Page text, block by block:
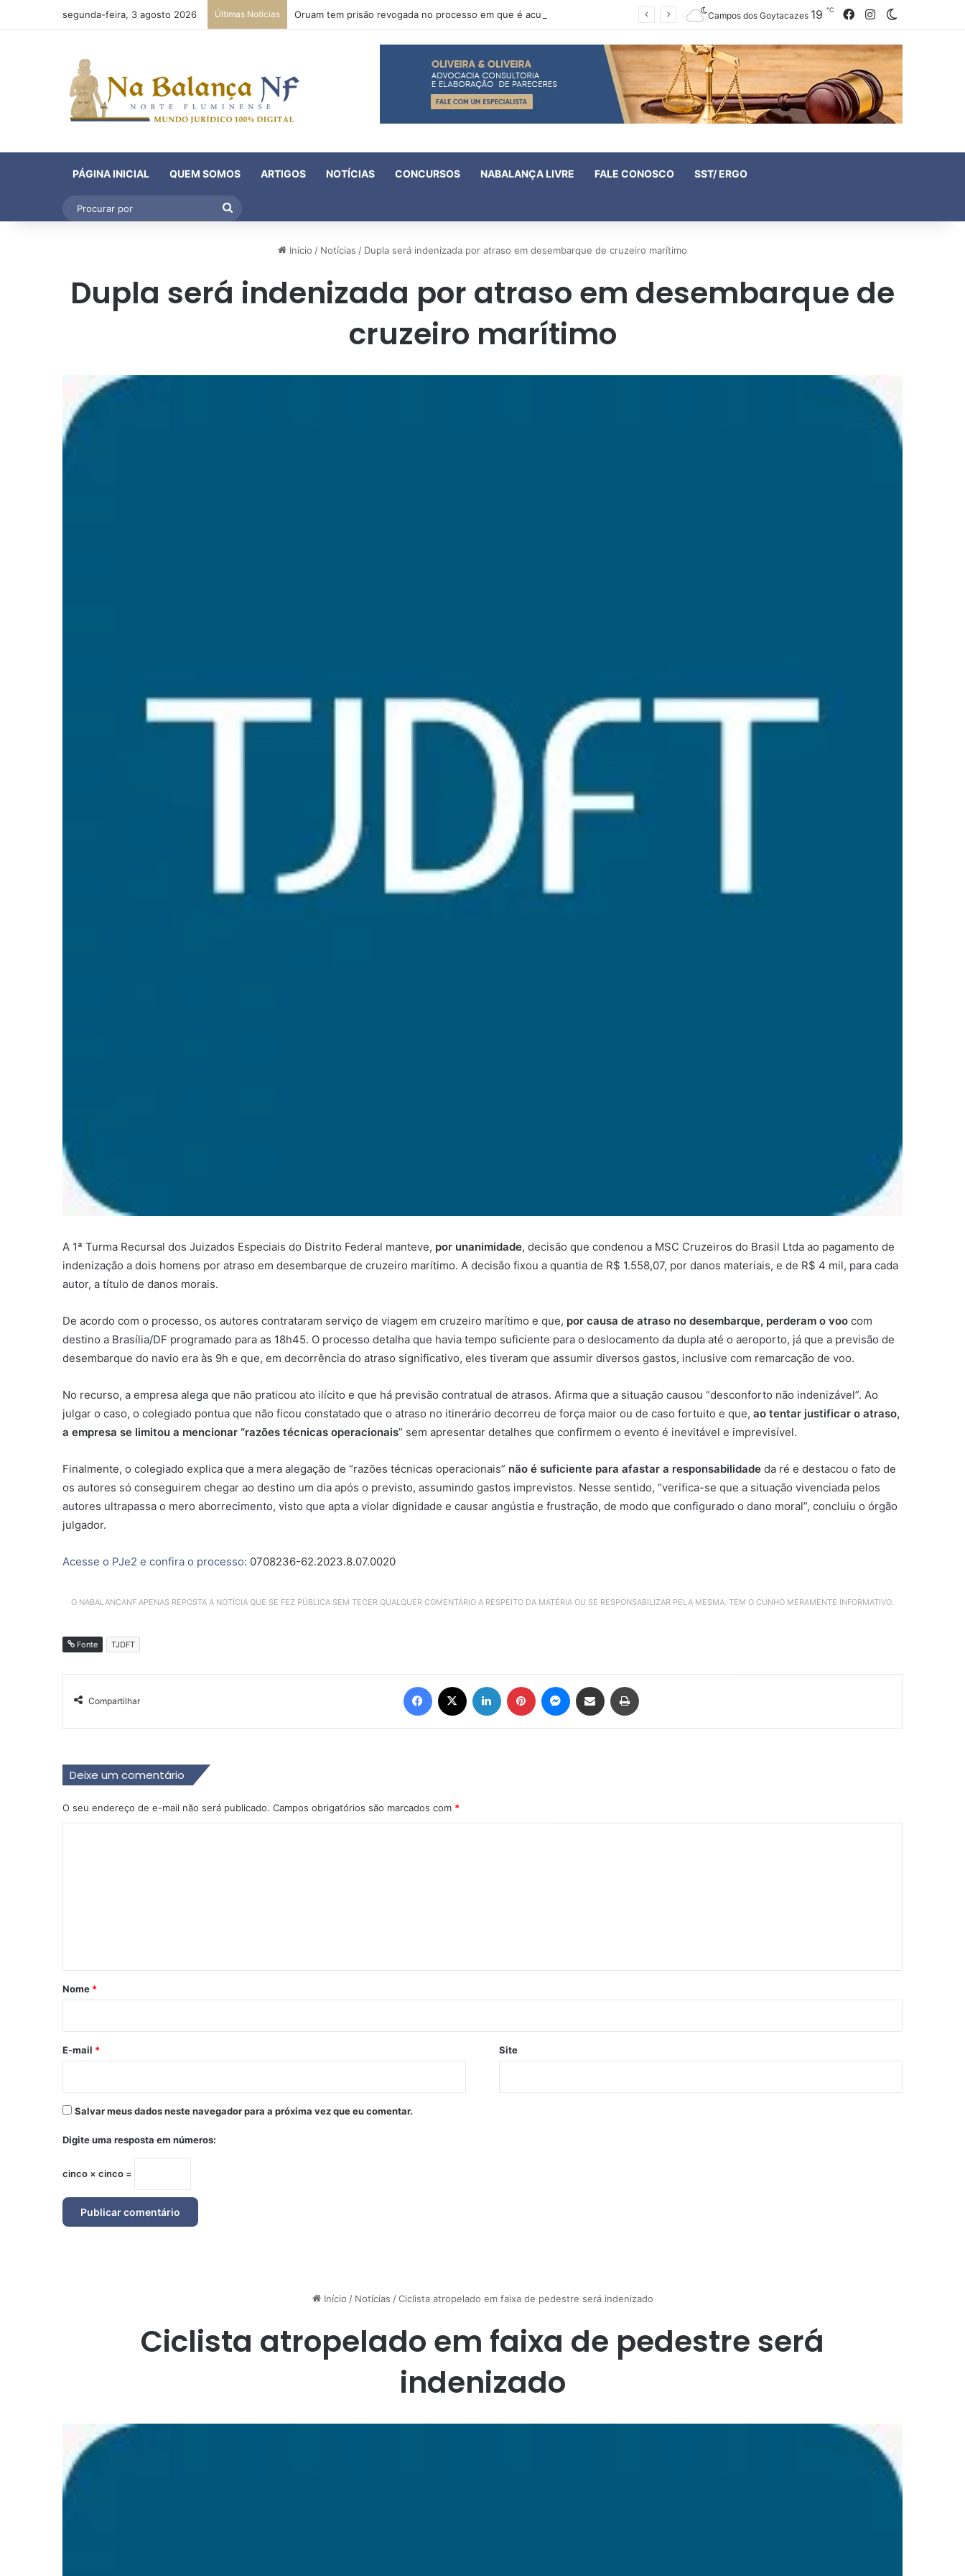
segunda-feira, 3 agosto 2026 Últimas Notícias Campos dos Goytacazes 19 ℃ FacebookInstagram
PÁGINA INICIAL QUEM SOMOS ARTIGOS NOTÍCIAS CONCURSOS NABALANÇA LIVRE FALE CONOSCO SST/ ERGO
Início / Notícias / Dupla será indenizada por atraso em desembarque de cruzeiro marítimo
Dupla será indenizada por atraso em desembarque de
cruzeiro marítimo
A 1ª Turma Recursal dos Juizados Especiais do Distrito Federal manteve, por unanimidade, decisão que condenou a MSC Cruzeiros do Brasil Ltda ao pagamento de
indenização a dois homens por atraso em desembarque de cruzeiro marítimo. A decisão fixou a quantia de R$ 1.558,07, por danos materiais, e de R$ 4 mil, para cada
autor, a título de danos morais.
De acordo com o processo, os autores contrataram serviço de viagem em cruzeiro marítimo e que, por causa de atraso no desembarque, perderam o voo com
destino a Brasília/DF programado para as 18h45. O processo detalha que havia tempo suficiente para o deslocamento da dupla até o aeroporto, já que a previsão de
desembarque do navio era às 9h e que, em decorrência do atraso significativo, eles tiveram que assumir diversos gastos, inclusive com remarcação de voo.
No recurso, a empresa alega que não praticou ato ilícito e que há previsão contratual de atrasos. Afirma que a situação causou “desconforto não indenizável”. Ao
julgar o caso, o colegiado pontua que não ficou constatado que o atraso no itinerário decorreu de força maior ou de caso fortuito e que, ao tentar justificar o atraso,
a empresa se limitou a mencionar “razões técnicas operacionais” sem apresentar detalhes que confirmem o evento é inevitável e imprevisível.
Finalmente, o colegiado explica que a mera alegação de “razões técnicas operacionais” não é suficiente para afastar a responsabilidade da ré e destacou o fato de
os autores só conseguirem chegar ao destino um dia após o previsto, assumindo gastos imprevistos. Nesse sentido, “verifica-se que a situação vivenciada pelos
autores ultrapassa o mero aborrecimento, visto que apta a violar dignidade e causar angústia e frustração, de modo que configurado o dano moral”, concluiu o órgão
julgador.
Acesse o PJe2 e confira o processo: 0708236-62.2023.8.07.0020
O NABALANCANF APENAS REPOSTA A NOTÍCIA QUE SE FEZ PÚBLICA SEM TECER QUALQUER COMENTÁRIO A RESPEITO DA MATÉRIA OU SE RESPONSABILIZAR PELA MESMA. TEM O CUNHO MERAMENTE INFORMATIVO.
Fonte TJDFT
Compartilhar
Deixe um comentário
O seu endereço de e-mail não será publicado. Campos obrigatórios são marcados com *
r
*
Nome *
E-mail * Site
Salvar meus dados neste navegador para a próxima vez que eu comentar.
Digite uma resposta em números:
cinco × cinco =